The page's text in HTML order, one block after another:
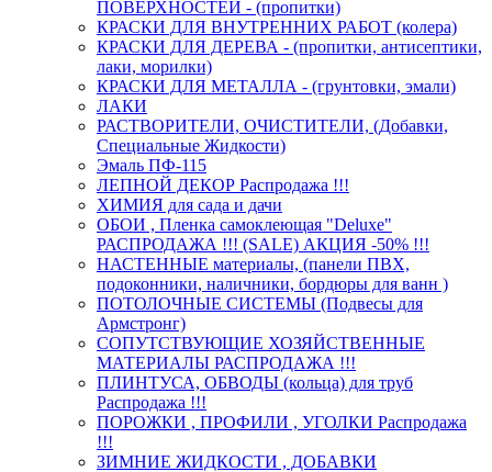
ПОВЕРХНОСТЕЙ - (пропитки)
КРАСКИ ДЛЯ ВНУТРЕННИХ РАБОТ (колера)
КРАСКИ ДЛЯ ДЕРЕВА - (пропитки, антисептики,
лаки, морилки)
КРАСКИ ДЛЯ МЕТАЛЛА - (грунтовки, эмали)
ЛАКИ
РАСТВОРИТЕЛИ, ОЧИСТИТЕЛИ, (Добавки,
Специальные Жидкости)
Эмаль ПФ-115
ЛЕПНОЙ ДЕКОР Распродажа !!!
ХИМИЯ для сада и дачи
ОБОИ , Пленка самоклеющая "Deluxe"
РАСПРОДАЖА !!! (SALE) АКЦИЯ -50% !!!
НАСТЕННЫЕ материалы, (панели ПВХ,
подоконники, наличники, бордюры для ванн )
ПОТОЛОЧНЫЕ СИСТЕМЫ (Подвесы для
Армстронг)
СОПУТСТВУЮЩИЕ ХОЗЯЙСТВЕННЫЕ
МАТЕРИАЛЫ РАСПРОДАЖА !!!
ПЛИНТУСА, ОБВОДЫ (кольца) для труб
Распродажа !!!
ПОРОЖКИ , ПРОФИЛИ , УГОЛКИ Распродажа
!!!
ЗИМНИЕ ЖИДКОСТИ , ДОБАВКИ